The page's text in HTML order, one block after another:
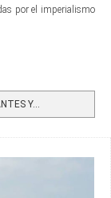
por el imperialismo
Y...